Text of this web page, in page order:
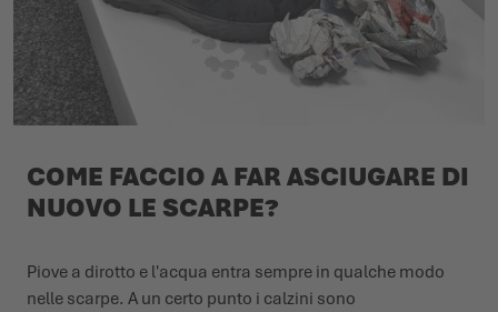
COME FACCIO A FAR ASCIUGARE DI
NUOVO LE SCARPE?
Piove a dirotto e l'acqua entra sempre in qualche modo
nelle scarpe. A un certo punto i calzini sono